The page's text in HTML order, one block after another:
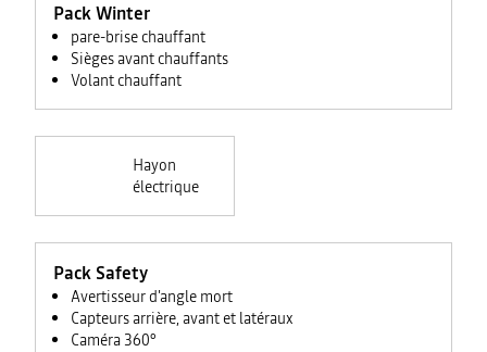
Pack Winter
pare-brise chauffant
Sièges avant chauffants
Volant chauffant
Hayon
électrique
Pack Safety
Avertisseur d'angle mort
Capteurs arrière, avant et latéraux
Caméra 360°